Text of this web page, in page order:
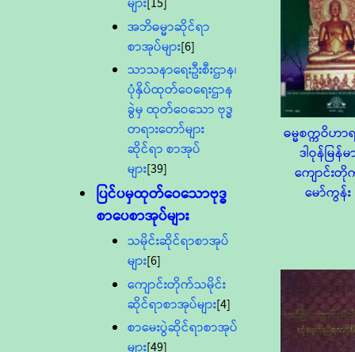
အဘိဓမ္မာဆိုင်ရာ
စာအုပ်များ[6]
သာသနာရေးဦးစီးဌာန၊
ပုံနှိပ်ထုတ်ဝေရေးဌာန
ခွဲမှ ထုတ်ဝေသော ဗုဒ္ဓ
တရားတော်များ
ဆိုင်ရာ စာအုပ်
များ[39]
ပြင်ပမှထုတ်ဝေသောဗုဒ္ဓ
စာပေစာအုပ်များ
သမိုင်းဆိုင်ရာစာအုပ်
များ[6]
ကျောင်းတိုက်သမိုင်း
ဆိုင်ရာစာအုပ်များ[4]
စာမေးပွဲဆိုင်ရာစာအုပ်
များ[49]
ဓမ္မစက္ကဝိဟာ
ဒါဝုန်မြန်မ
ကျောင်း
မော်ကွန်း